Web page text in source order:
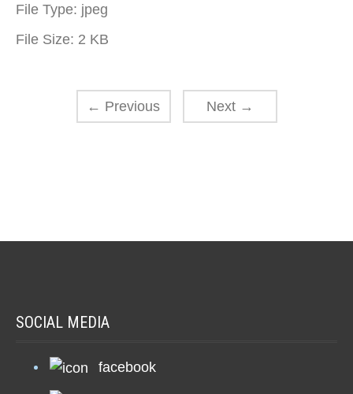
File Type: jpeg
File Size: 2 KB
← Previous Next →
SOCIAL MEDIA
facebook